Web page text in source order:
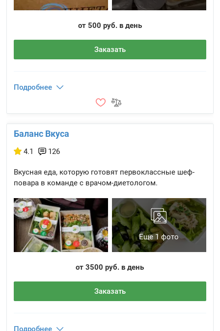
от 500 руб. в день
Заказать
Подробнее
Баланс Вкуса
4.1 126
Вкусная еда, которую готовят первоклассные шеф-
повара в команде с врачом-диетологом.
Еще 1 фото
от 3500 руб. в день
Заказать
Подробнее